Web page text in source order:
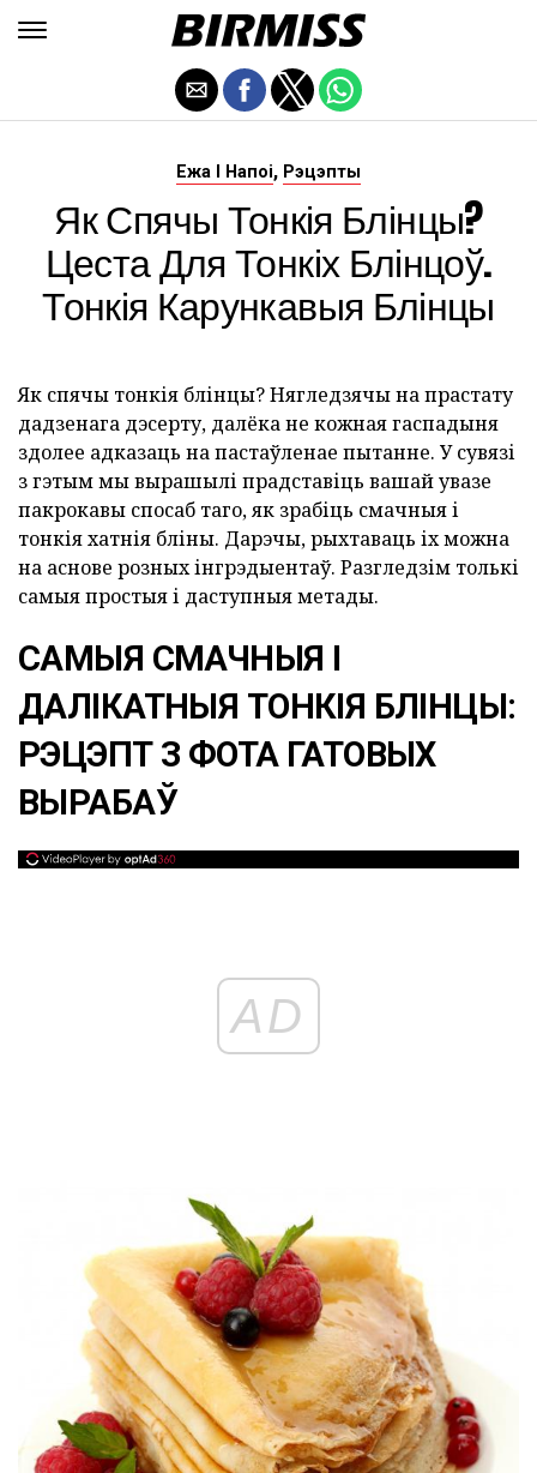
Ежа І Напоі, Рэцэпты
Як Спячы Тонкія Блінцы?
Цеста Для Тонкіх Блінцоў.
Тонкія Карункавыя Блінцы
Як спячы тонкія блінцы? Нягледзячы на прастату
дадзенага дэсерту, далёка не кожная гаспадыня
здолее адказаць на пастаўленае пытанне. У сувязі
з гэтым мы вырашылі прадставіць вашай увазе
пакрокавы спосаб таго, як зрабіць смачныя і
тонкія хатнія бліны. Дарэчы, рыхтаваць іх можна
на аснове розных інгрэдыентаў. Разгледзім толькі
самыя простыя і даступныя метады.
САМЫЯ СМАЧНЫЯ І
ДАЛІКАТНЫЯ ТОНКІЯ БЛІНЦЫ:
РЭЦЭПТ З ФОТА ГАТОВЫХ
ВЫРАБАЎ
AD